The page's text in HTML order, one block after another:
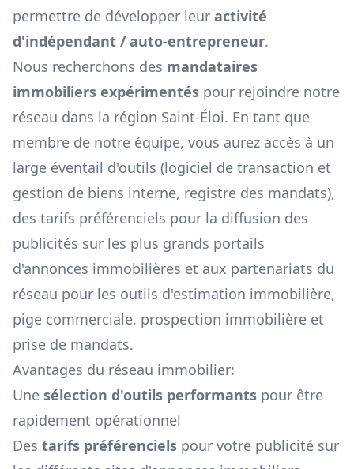
permettre de développer leur activité
d'indépendant / auto-entrepreneur.
Nous recherchons des mandataires
immobiliers expérimentés pour rejoindre notre
réseau dans la région Saint-Éloi. En tant que
membre de notre équipe, vous aurez accès à un
large éventail d'outils (logiciel de transaction et
gestion de biens interne, registre des mandats),
des tarifs préférenciels pour la diffusion des
publicités sur les plus grands portails
d'annonces immobilières et aux partenariats du
réseau pour les outils d'estimation immobilière,
pige commerciale, prospection immobilière et
prise de mandats.
Avantages du réseau immobilier:
Une sélection d'outils performants pour être
rapidement opérationnel
Des tarifs préférenciels pour votre publicité sur